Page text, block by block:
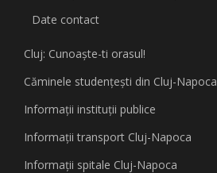
Date contact
Cluj: Cunoaşte-ti orasul!
Căminele studenţeşti din Cluj-Napoca
Informaţii instituţii publice
Informaţii transport Cluj-Napoca
Informaţii spitale Cluj-Napoca